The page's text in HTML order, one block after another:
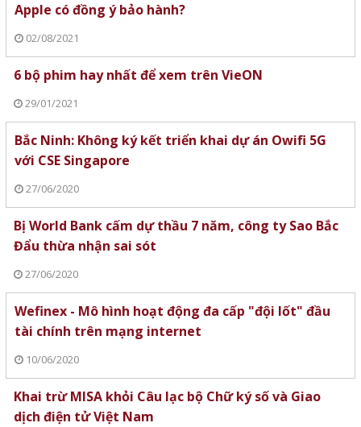
Apple có đồng ý bảo hành?
02/08/2021
6 bộ phim hay nhất để xem trên VieON
29/01/2021
Bắc Ninh: Không ký kết triển khai dự án Owifi 5G
với CSE Singapore
27/06/2020
Bị World Bank cấm dự thầu 7 năm, công ty Sao Bắc
Đẩu thừa nhận sai sót
27/06/2020
Wefinex - Mô hình hoạt động đa cấp "đội lốt" đầu
tài chính trên mạng internet
10/06/2020
Khai trừ MISA khỏi Câu lạc bộ Chữ ký số và Giao
dịch điện tử Việt Nam